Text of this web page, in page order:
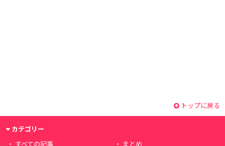
トップに戻る
カテゴリー
すべての記事
まとめ